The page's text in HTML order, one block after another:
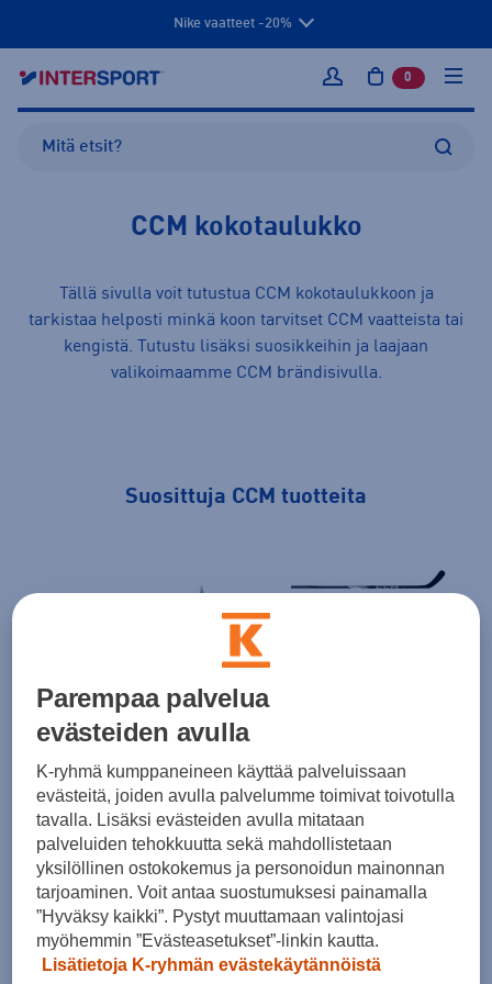
Nike vaatteet -20%
Kirjaudu sisään
0 tuotetta
CCM kokotaulukko
Tällä sivulla voit tutustua CCM kokotaulukkoon ja
tarkistaa helposti minkä koon tarvitset CCM vaatteista tai
kengistä. Tutustu lisäksi suosikkeihin ja laajaan
valikoimaamme CCM brändisivulla.
Suosittuja CCM tuotteita
CCM
Sk Jetspeed Xtra Sr
259,00 €
CCM
Hs Xf Prime Jr
84,90 €
Parempaa palvelua
evästeiden avulla
K-ryhmä kumppaneineen käyttää palveluissaan
evästeitä, joiden avulla palvelumme toimivat toivotulla
tavalla. Lisäksi evästeiden avulla mitataan
palveluiden tehokkuutta sekä mahdollistetaan
yksilöllinen ostokokemus ja personoidun mainonnan
tarjoaminen. Voit antaa suostumuksesi painamalla
”Hyväksy kaikki”. Pystyt muuttamaan valintojasi
myöhemmin ”Evästeasetukset”-linkin kautta.
Lisätietoja K-ryhmän evästekäytännöistä